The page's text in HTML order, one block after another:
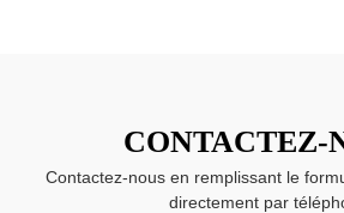
CONTACTEZ-
Contactez-nous en remplissant le
directement par